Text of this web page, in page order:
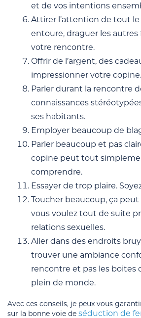
et de vos intentions
Attirer l’attention de tout
entoure, draguer les
votre rencontre.
Offrir de l’argent, des
impressionner votre copine.
Parler durant la rencontre
connaissances
ses habitants.
Employer beaucoup de
Parler beaucoup et pas
copine peut tout
comprendre.
Essayer de trop plaire.
Toucher beaucoup, ça
vous voulez tout de suite
relations sexuelles.
Aller dans des endroits
trouver une ambiance
rencontre et pas les boites
plein de monde.
Avec ces conseils, je peux vous
sur la bonne voie de séduction de